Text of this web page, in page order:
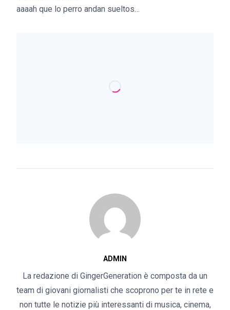
aaaah que lo perro andan sueltos…
ADMIN
La redazione di GingerGeneration è composta da un
team di giovani giornalisti che scoprono per te in rete e
non tutte le notizie più interessanti di musica, cinema,